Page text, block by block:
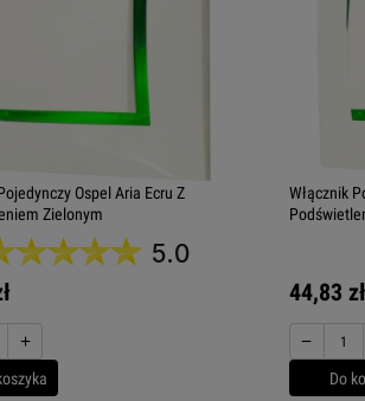
Ospel Aria Ecru Z
Zielonym
5.0
+
Włącznik
44,83 zł
−
Do